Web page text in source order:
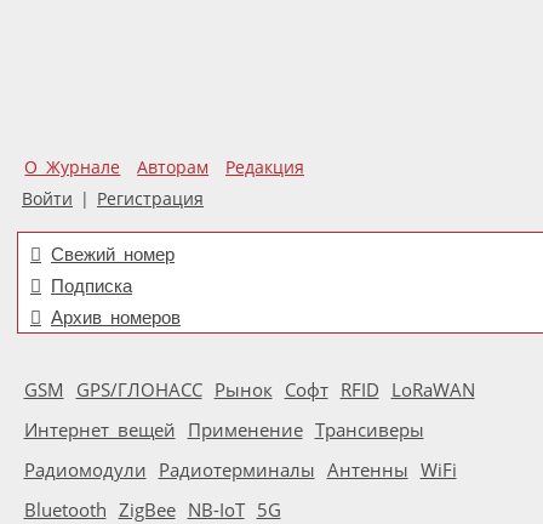
О Журнале Авторам
Редакция
Войти | Регистрация
Свежий номер
Подписка
Архив номеров
GSM GPS/ГЛОНАСС Рынок Софт RFID LoRaWAN
Интернет вещей Применение Трансиверы
Радиомодули Радиотерминалы Антенны WiFi
Bluetooth ZigBee NB-IoT 5G